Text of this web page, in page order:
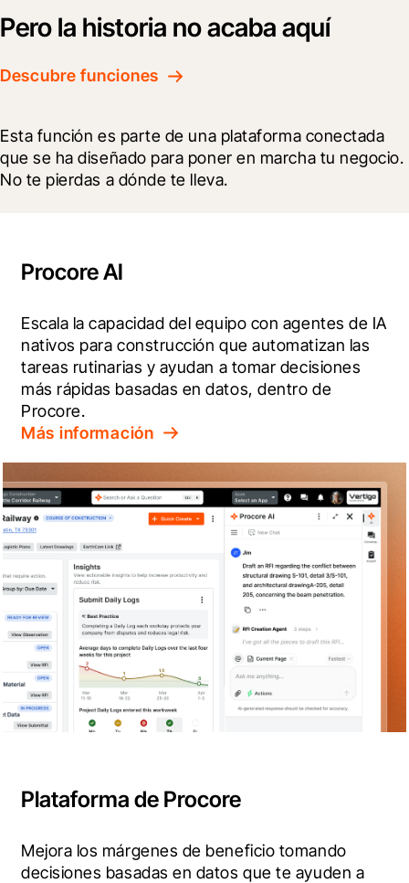
Pero la historia no acaba aquí
Descubre funciones
Esta función es parte de una plataforma conectada
que se ha diseñado para poner en marcha tu negocio.
No te pierdas a dónde te lleva.
Procore AI
Escala la capacidad del equipo con agentes de IA
nativos para construcción que automatizan las
tareas rutinarias y ayudan a tomar decisiones
más rápidas basadas en datos, dentro de
Procore.
Más información
Plataforma de Procore
Mejora los márgenes de beneficio tomando
decisiones basadas en datos que te ayuden a